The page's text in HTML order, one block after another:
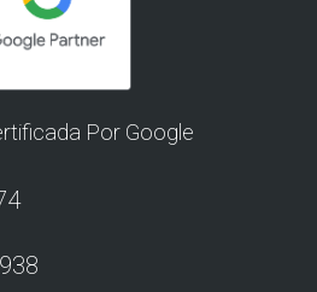
Por Google